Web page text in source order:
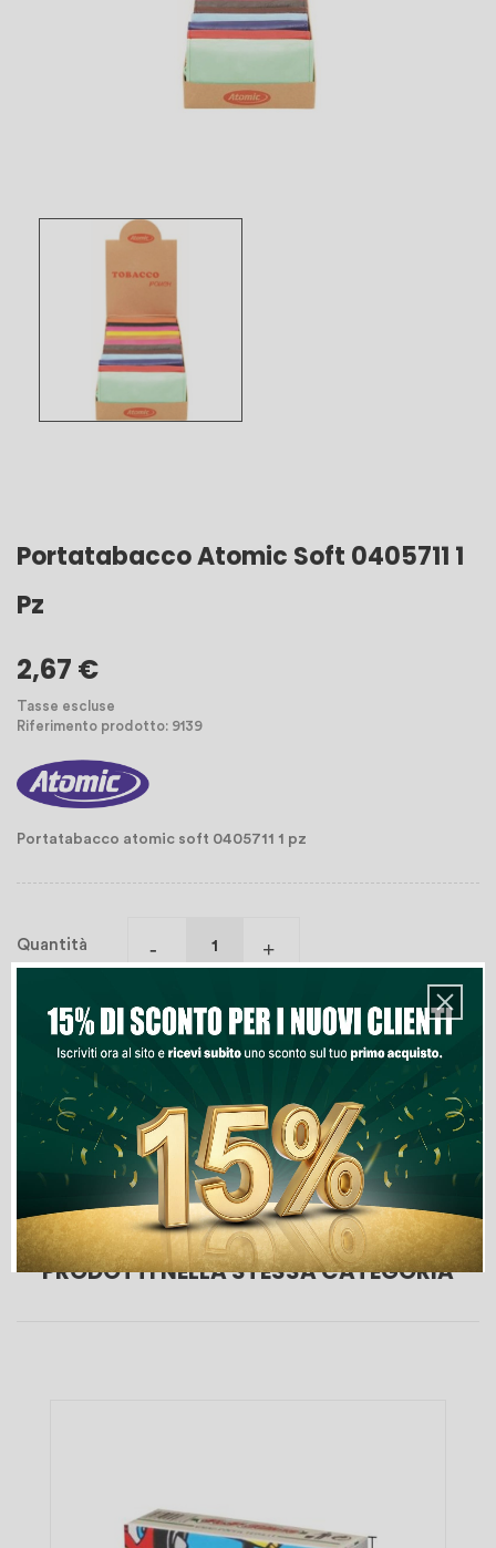
Portatabacco Atomic Soft 0405711 1
Pz
2,67 €
Tasse escluse
Riferimento prodotto: 9139
Portatabacco atomic soft 0405711 1 pz
Quantità
Aggiungi Al Carrello
Lista Dei Desideri
PRODOTTI NELLA STESSA CATEGORIA